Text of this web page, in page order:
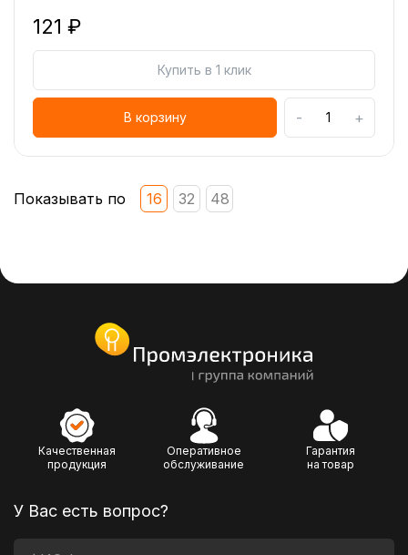
121 ₽
Купить в 1 клик
В корзину - +
Показывать по 16 32 48
Качественная
продукция
Оперативное
обслуживание
Гарантия
на товар
У Вас есть вопрос?